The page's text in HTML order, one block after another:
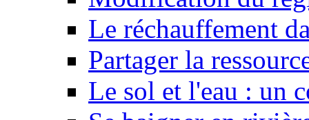
Le réchauffement
Partager la
Le sol et l'eau : un